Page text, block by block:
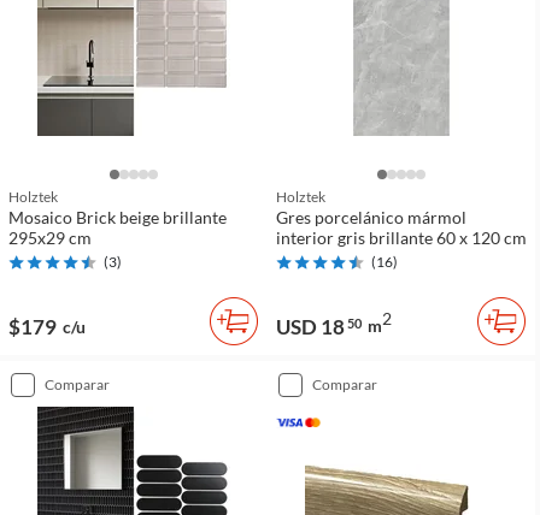
Holztek
Mosaico Brick beige brillante
295x29 cm
(3)
$179 c/u
Holztek
Gres porcelánico mármol
interior gris brillante 60 x 120 cm
(16)
USD 1850 m2
comparar comparar